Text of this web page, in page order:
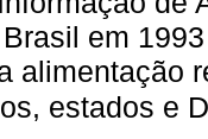
em
alimentação
estados e